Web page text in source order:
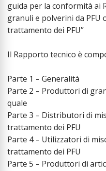
guida per la conformità ai
granuli e polverini da PFU
trattamento dei PFU”
Il Rapporto tecnico è
Parte 1 – Generalità
Parte 2 – Produttori di
quale
Parte 3 – Distributori di
trattamento dei PFU
Parte 4 – Utilizzatori di
trattamento dei PFU
Parte 5 – Produttori di